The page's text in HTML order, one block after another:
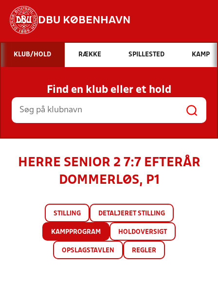
DBU KØBENHAVN
Hvad vil du søge efter?
INDHOLD OG NYHEDER
STILLINGER, RESULTATER, KLUBBER OG
HOLD
KLUB/HOLD RÆKKE SPILLESTED KAMP
Find en klub eller et hold
HERRE SENIOR 2 7:7 EFTERÅR
DOMMERLØS, P1
STILLING DETALJERET STILLING
KAMPPROGRAM HOLDOVERSIGT
OPSLAGSTAVLEN REGLER